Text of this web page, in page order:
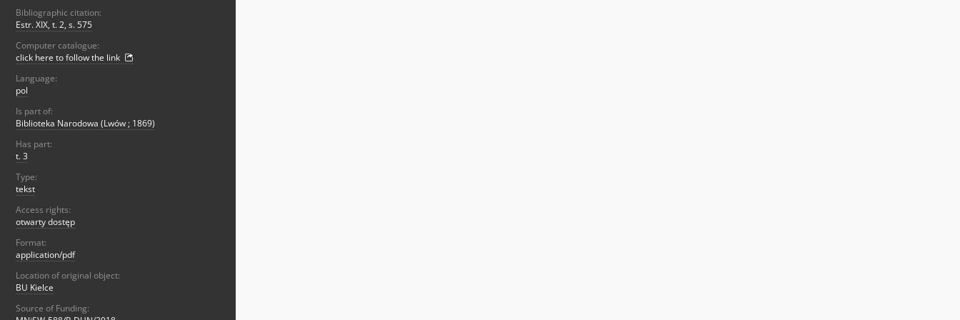
Bibliographic citation:
Estr. XIX, t. 2, s. 575
Computer catalogue:
click here to follow the link
Language:
pol
Is part of:
Biblioteka Narodowa (Lwów ; 1869)
Has part:
t. 3
Type:
tekst
Access rights:
otwarty dostęp
Format:
application/pdf
Location of original object:
BU Kielce
Source of Funding: